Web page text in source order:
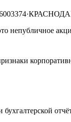
·
непубличное